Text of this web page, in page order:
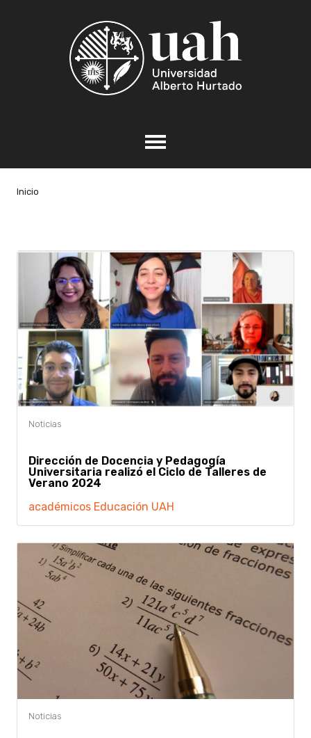
Inicio
Dirección de Docencia y Pedagogía
Universitaria realizó el Ciclo de Talleres de
Verano 2024
académicos Educación UAH